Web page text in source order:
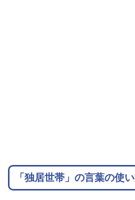
「独居世帯」の言葉の使